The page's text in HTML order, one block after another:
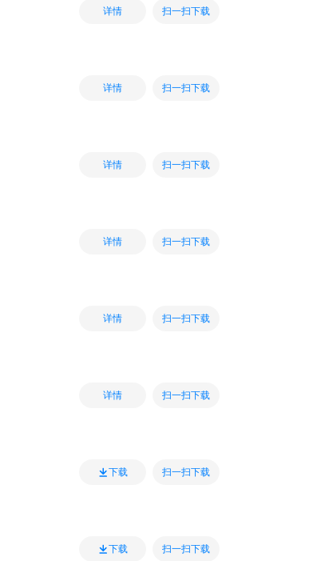
详情 扫一扫下载
详情 扫一扫下载
详情 扫一扫下载
详情 扫一扫下载
详情 扫一扫下载
详情 扫一扫下载
下载 扫一扫下载
下载 扫一扫下载